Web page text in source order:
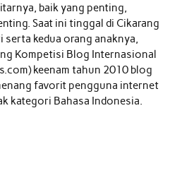
baik yang penting,
Saat ini tinggal di Cikarang
kedua orang anaknya,
Kompetisi Blog Internasional
keenam tahun 2010 blog
favorit pengguna internet
kategori Bahasa Indonesia.